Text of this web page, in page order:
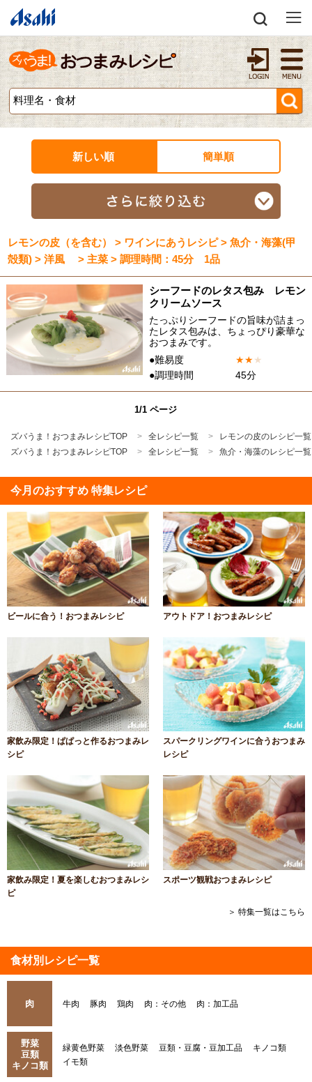
新しい順 簡単順
レモンの皮（を含む） > ワインにあうレシピ > 魚介・海藻(甲
殻類) > 洋風 > 主菜 > 調理時間：45分 1品
シーフードのレタス包み レモン
クリームソース
たっぷりシーフードの旨味が詰まっ
たレタス包みは、ちょっぴり豪華な
おつまみです。
●難易度
★★★
●調理時間
45分
1/1 ページ
ズバうま！おつまみレシピTOP 全レシピ一覧
レモンの皮のレシピ一覧
ズバうま！おつまみレシピTOP
全レシピ一覧 魚介・海藻のレシピ一覧
今月のおすすめ 特集レシピ
ビールに合う！おつまみレシピ アウトドア！おつまみレシピ
家飲み限定！ぱぱっと作るおつまみレ
シピ
スパークリングワインに合うおつまみ
レシピ
家飲み限定！夏を楽しむおつまみレシ
ピ
スポーツ観戦おつまみレシピ
＞ 特集一覧はこちら
食材別レシピ一覧
肉 牛肉 豚肉 鶏肉 肉：その他 肉：加工品
野菜
豆類
キノコ類
緑黄色野菜 淡色野菜 豆類・豆腐・豆加工品
キノコ類
イモ類